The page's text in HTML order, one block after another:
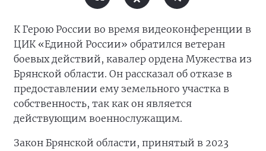
К Герою России во время видеоконференции в
ЦИК «Единой России» обратился ветеран
боевых действий, кавалер ордена Мужества из
Брянской области. Он рассказал об отказе в
предоставлении ему земельного участка в
собственность, так как он является
действующим военнослужащим.
Закон Брянской области, принятый в 2023